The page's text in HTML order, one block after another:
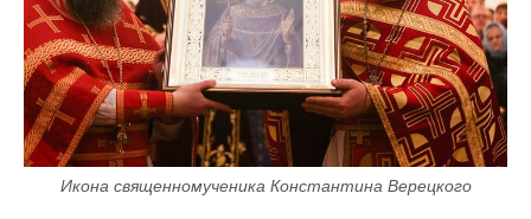
Икона священномученика Константина Верецкого